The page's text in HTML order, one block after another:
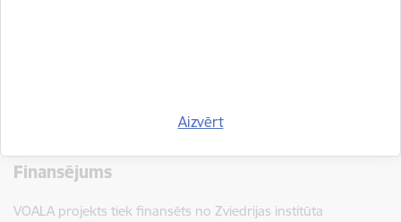
Aizvērt
Finansējums
VOALA projekts tiek finansēts no Zviedrijas institūta